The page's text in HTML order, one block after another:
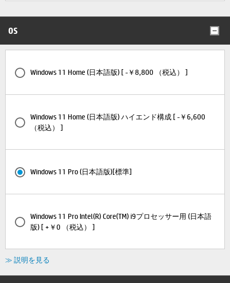
OS
Windows 11 Home (日本語版) [ -￥8,800 （税込） ]
Windows 11 Home (日本語版) ハイエンド構成 [ -￥6,600
（税込） ]
Windows 11 Pro (日本語版)[標準]
Windows 11 Pro Intel(R) Core(TM) i9プロセッサー用 (日本語
版) [ +￥0 （税込） ]
≫ 説明を見る